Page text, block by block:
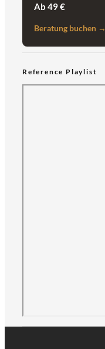
Ab 49 €
Beratung buchen →
Reference Playlist